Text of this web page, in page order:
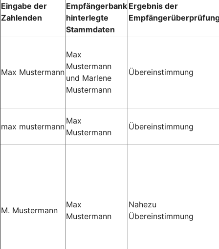
Eingabe der
Zahlenden
Empfängerbank
hinterlegte
Stammdaten
Ergebnis der
Max Mustermann
Max
Mustermann
und Marlene
Mustermann
Übereinstimmung
max mustermann
Max
Mustermann
Übereinstimmung
M. Mustermann
Max
Mustermann
Nahezu
Übereinstimmung